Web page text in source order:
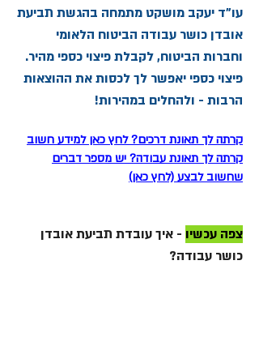
עו"ד יעקב מושקט מתמחה בהגשת תביעת
אובדן כושר עבודה הביטוח הלאומי
וחברות הביטוח, לקבלת פיצוי כספי מהיר.
פיצוי כספי יאפשר לך לכסות את ההוצאות
הרבות - ולהחלים במהירות!
​​קרתה לך תאונת דרכים? לחץ כאן למידע חשוב
קרתה לך תאונת עבודה? יש מספר דברים
שחשוב לבצע (לחץ כאן)
צפה עכשיו - איך עובדת תביעת אובדן
כושר עבודה?